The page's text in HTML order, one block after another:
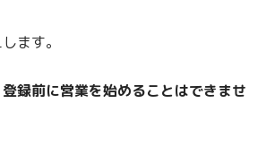
ます。
録前に営業を始めることはできませ